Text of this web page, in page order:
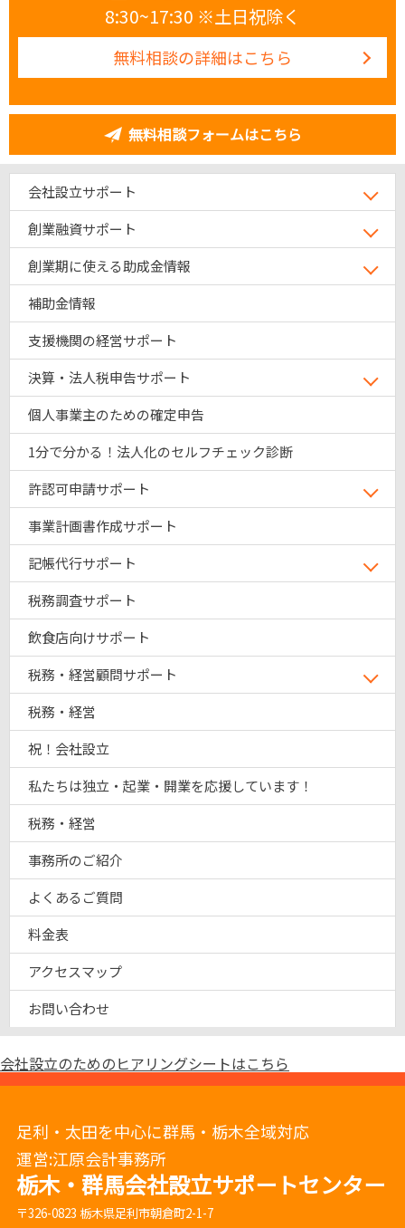
8:30~17:30 ※土日祝除く
無料相談の詳細はこちら
無料相談フォームはこちら
会社設立サポート
創業融資サポート
創業期に使える助成金情報
補助金情報
支援機関の経営サポート
決算・法人税申告サポート
個人事業主のための確定申告
1分で分かる！法人化のセルフチェック診断
許認可申請サポート
事業計画書作成サポート
記帳代行サポート
税務調査サポート
飲食店向けサポート
税務・経営顧問サポート
税務・経営
祝！会社設立
私たちは独立・起業・開業を応援しています！
税務・経営
事務所のご紹介
よくあるご質問
料金表
アクセスマップ
お問い合わせ
会社設立のためのヒアリングシートはこちら
足利・太田を中心に群馬・栃木全域対応
運営:江原会計事務所
栃木・群馬会社設立サポートセンター
〒326-0823 栃木県足利市朝倉町2-1-7